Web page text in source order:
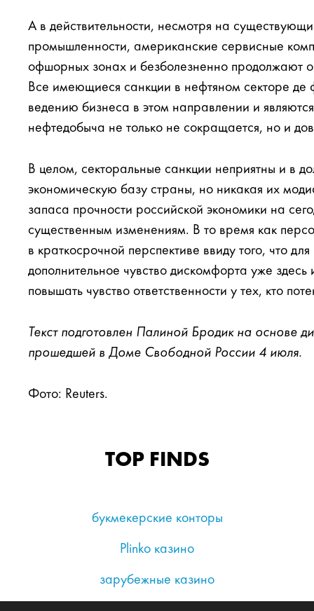
А в действительности, несмотря на
промышленности, американские сервисные
офшорных зонах и безболезненно продолжают
Все имеющиеся санкции в нефтяном секторе де
ведению бизнеса в этом направлении и
нефтедобыча не только не сокращается, но и
В целом, секторальные санкции неприятны и в
экономическую базу страны, но никакая их
запаса прочности российской экономики на
существенным изменениям. В то время как
в краткосрочной перспективе ввиду того, что
дополнительное чувство дискомфорта уже
повышать чувство ответственности у тех, кто
Текст подготовлен Палиной Бродик на основе
прошедшей в Доме Свободной России 4 июля.
Фото: Reuters.
TOP FINDS
букмекерские конторы
Plinko казино
зарубежные казино